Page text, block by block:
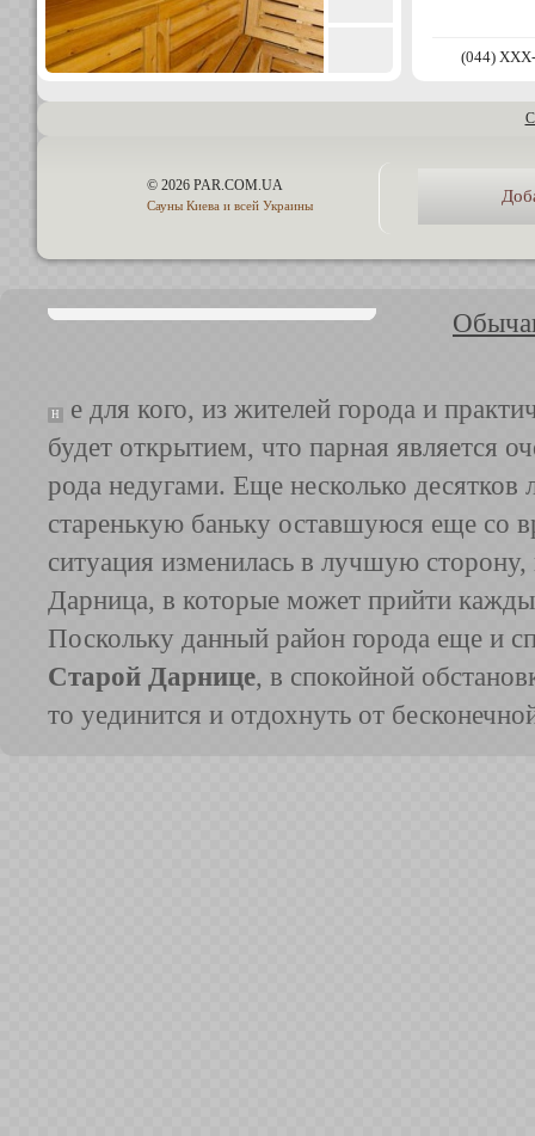
(044)
© 2026 PAR.COM.UA
Сауны Киева и всей Украины
Н
е для кого, из жителей города и
будет открытием, что парная является
рода недугами. Еще несколько десятков
старенькую баньку оставшуюся еще со
ситуация изменилась в лучшую
Дарница, в которые может прийти
Поскольку данный район города еще и
Старой Дарнице, в спокойной
то уединится и отдохнуть от